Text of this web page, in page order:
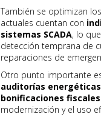
También se optimizan
actuales cuentan con
sistemas SCADA, lo
detección temprana de
reparaciones de
Otro punto importante
auditorías energéticas
bonificaciones
modernización y el uso